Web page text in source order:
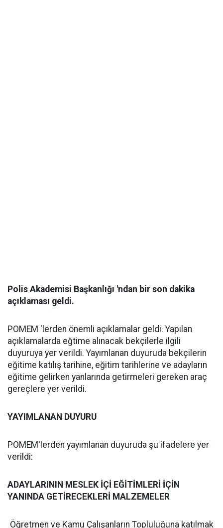
Polis Akademisi Başkanlığı 'ndan bir son dakika
açıklaması geldi.
POMEM 'lerden önemli açıklamalar geldi. Yapılan
açıklamalarda eğtime alınacak bekçilerle ilgili
duyuruya yer verildi. Yayımlanan duyuruda bekçilerin
eğitime katılış tarihine, eğitim tarihlerine ve adayların
eğitime gelirken yanlarında getirmeleri gereken araç
gereçlere yer verildi.
YAYIMLANAN DUYURU
POMEM'lerden yayımlanan duyuruda şu ifadelere yer
verildi:
ADAYLARININ MESLEK İÇİ EĞİTİMLERİ İÇİN
YANINDA GETİRECEKLERİ MALZEMELER
Öğretmen ve Kamu Çalışanların Topluluğuna katılmak